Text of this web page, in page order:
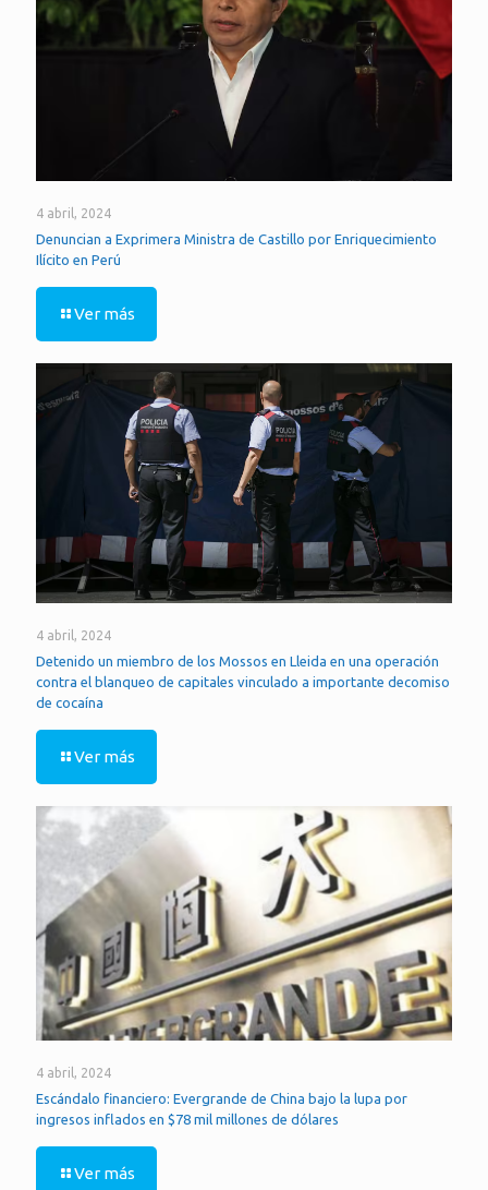
4 abril, 2024
Denuncian a Exprimera Ministra de Castillo por Enriquecimiento
Ilícito en Perú
Ver más
4 abril, 2024
Detenido un miembro de los Mossos en Lleida en una operación
contra el blanqueo de capitales vinculado a importante decomiso
de cocaína
Ver más
4 abril, 2024
Escándalo financiero: Evergrande de China bajo la lupa por
ingresos inflados en $78 mil millones de dólares
Ver más